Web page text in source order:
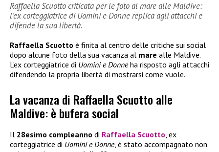
Raffaella Scuotto criticata per le foto al mare alle Maldive:
l’ex corteggiatrice di Uomini e Donne replica agli attacchi e
difende la sua libertà.
Raffaella Scuotto è finita al centro delle critiche sui social
dopo alcune foto della sua vacanza al mare alle Maldive.
L’ex corteggiatrice di Uomini e Donneha risposto agli attacchi
difendendo la propria libertà di mostrarsi come vuole.
La vacanza di Raffaella Scuotto alle
Maldive: è bufera social
Il 28esimo compleanno di Raffaella Scuotto , ex
corteggiatrice di Uomini e Donne, è stato accompagnato non